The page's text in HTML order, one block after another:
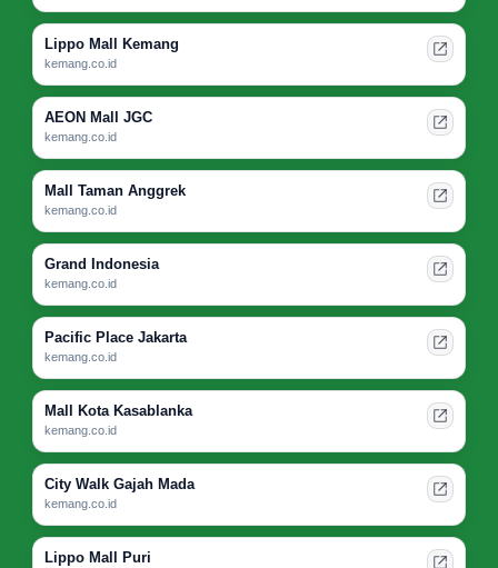
Lippo Mall Kemang
kemang.co.id
AEON Mall JGC
kemang.co.id
Mall Taman Anggrek
kemang.co.id
Grand Indonesia
kemang.co.id
Pacific Place Jakarta
kemang.co.id
Mall Kota Kasablanka
kemang.co.id
City Walk Gajah Mada
kemang.co.id
Lippo Mall Puri